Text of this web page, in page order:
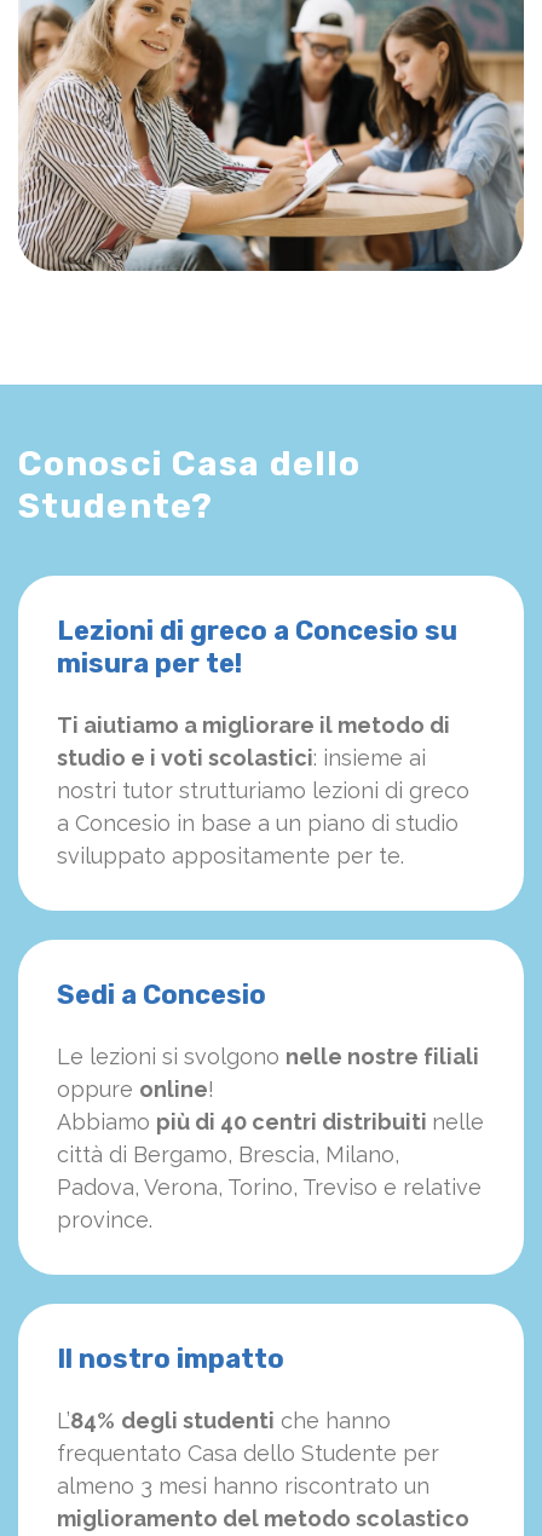
Conosci Casa dello
Studente?
Lezioni di greco a Concesio su
misura per te!
Ti aiutiamo a migliorare il metodo di
studio e i voti scolastici: insieme ai
nostri tutor strutturiamo lezioni di greco
a Concesio in base a un piano di studio
sviluppato appositamente per te.
Sedi a Concesio
Le lezioni si svolgono nelle nostre filiali
oppure online!
Abbiamo più di 40 centri distribuiti nelle
città di Bergamo, Brescia, Milano,
Padova, Verona, Torino, Treviso e relative
province.
Il nostro impatto
L’84% degli studenti che hanno
frequentato Casa dello Studente per
almeno 3 mesi hanno riscontrato un
miglioramento del metodo scolastico